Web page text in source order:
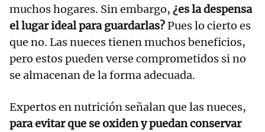
muchos hogares. Sin embargo, ¿es la despensa
el lugar ideal para guardarlas? Pues lo cierto es
que no. Las nueces tienen muchos beneficios,
pero estos pueden verse comprometidos si no
se almacenan de la forma adecuada.
Expertos en nutrición señalan que las nueces,
para evitar que se oxiden y puedan conservar